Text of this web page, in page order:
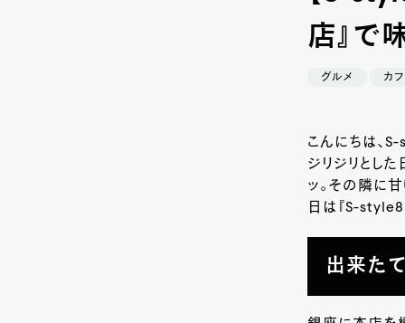
店』で
グルメ カ
こんにちは、
ジリジリとし
ッ。その隣に
日は『S-
出来た